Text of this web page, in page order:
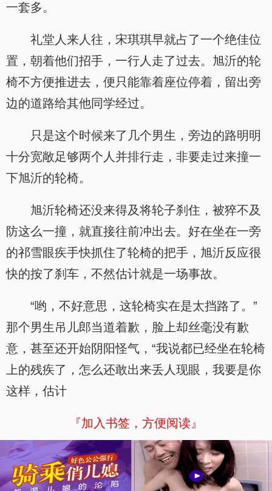
一套多。
礼堂人来人往，宋琪琪早就占了一个绝佳位
置，朝着他们招手，一行人走了过去。旭沂的轮
椅不方便推进去，便只能靠着座位停着，留出旁
边的道路给其他同学经过。
只是这个时候来了几个男生，旁边的路明明
十分宽敞足够两个人并排行走，非要走过来撞一
下旭沂的轮椅。
旭沂轮椅还没来得及将轮子刹住，被猝不及
防这么一撞，就直接往前冲出去。好在坐在一旁
的祁雪眼疾手快抓住了轮椅的把手，旭沂反应很
快的按了刹车，不然估计就是一场事故。
“哟，不好意思，这轮椅实在是太挡路了。”
那个男生吊儿郎当道着歉，脸上却丝毫没有歉
意，甚至还开始阴阳怪气，“我说都已经坐在轮椅
上的残疾了，怎么还敢出来丢人现眼，我要是你
这样，估计
『加入书签，方便阅读』